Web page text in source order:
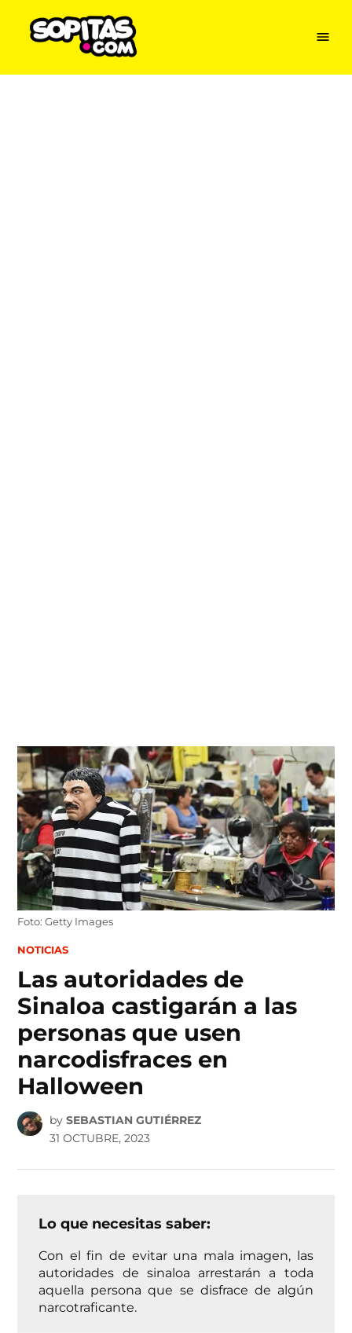
content
Menu
Foto: Getty Images
POSTED
NOTICIAS
Las autoridades de
Sinaloa castigarán a las
personas que usen
narcodisfraces en
Halloween
by SEBASTIAN GUTIÉRREZ
31 OCTUBRE, 2023
Lo que necesitas saber:
Con el fin de evitar una mala imagen, las
autoridades de sinaloa arrestarán a toda
aquella persona que se disfrace de algún
narcotraficante.